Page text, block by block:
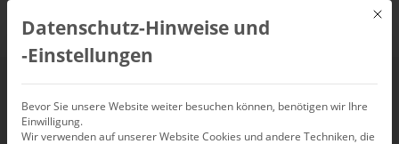
Konvertierung von
Mit
Datenschutz-Hinweise und
‑Einstellungen
Bevor Sie unsere Website weiter besuchen können, benötigen wir Ihre
Einwilligung.
Wir verwenden auf unserer Website Cookies und andere Techniken, die